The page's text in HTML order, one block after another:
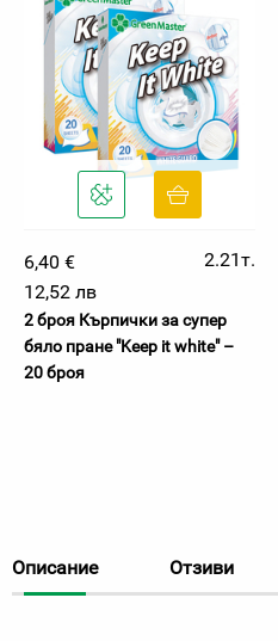
6,40 €
2.21т.
12,52 лв
2 броя Кърпички за супер
бяло пране "Keep it white" –
20 броя
Описание Отзиви